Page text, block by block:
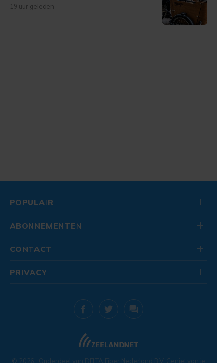
19 uur geleden
POPULAIR
ABONNEMENTEN
CONTACT
© 2026 . Onderdeel van DELTA Fiber Nederland B.V. Geniet van je
PRIVACY